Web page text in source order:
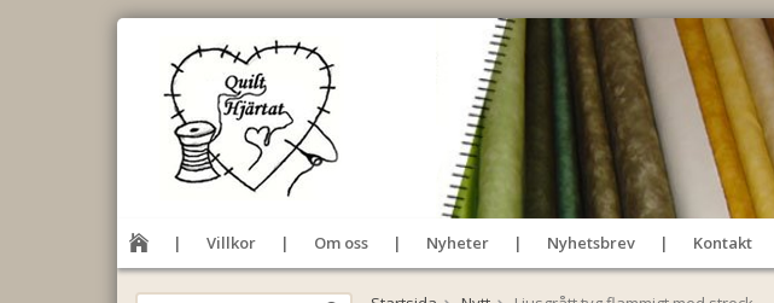
Villkor
Om oss Nyheter Nyhetsbrev Kontakt